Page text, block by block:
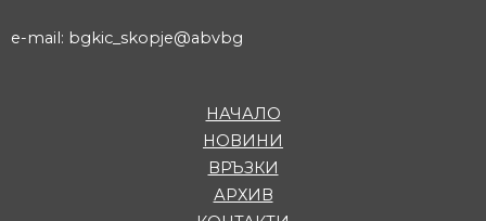
e-mail: bgkic_skopje@abvbg
НАЧАЛО
НОВИНИ
ВРЪЗКИ
АРХИВ